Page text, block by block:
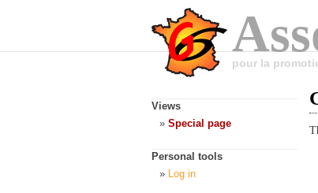
pour la
Views
Special page
Personal tools
Log in